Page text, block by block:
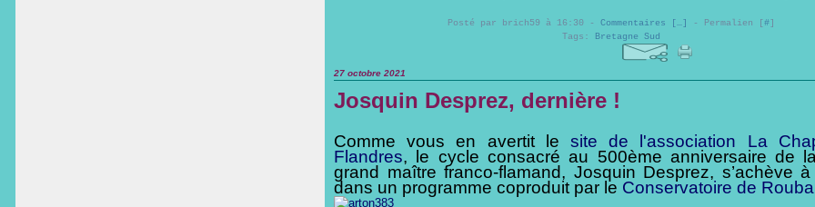
Posté par brich59 à 16:30 - Commentaires […] - Permalien [#]
Tags:
Bretagne Sud
27 octobre 2021
Josquin Desprez, dernière !
Comme vous en avertit le site de l'association La
Flandres, le cycle consacré au 500ème anniversaire de
grand maître franco-flamand, Josquin Desprez, s’achève
dans un programme coproduit par le Conservatoire de